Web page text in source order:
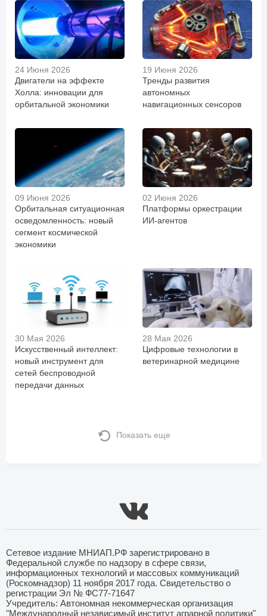
24 Июня 2026
Двигатели на эффекте
Холла: инновации для
орбитальной экономики
19 Июня 2026
Тренды развития
автономных
навигационных сенсоров
09 Июня 2026
Орбитальная ситуационная
осведомленность: новый
сегмент космической
экономики
02 Июня 2026
Платформы оркестрации
ИИ-агентов
30 Мая 2026
Искусственный интеллект:
новый инструмент для
сетей беспроводной
передачи данных
28 Мая 2026
Цифровые технологии в
ветеринарной медицине
Показать еще
Сетевое издание МНИАП.РФ зарегистрировано в
Федеральной службе по надзору в сфере связи,
информационных технологий и массовых коммуникаций
(Роскомнадзор) 11 ноября 2017 года. Свидетельство о
регистрации Эл № ФС77-71647
Учредитель: Автономная некоммерческая организация
"Международный независимый институт аграрной политики"